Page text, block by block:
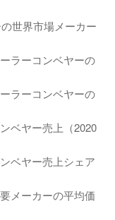
世界市場メーカー
ラーコンベヤーの
ラーコンベヤーの
ベヤー売上（2020
ベヤー売上シェア
メーカーの平均価